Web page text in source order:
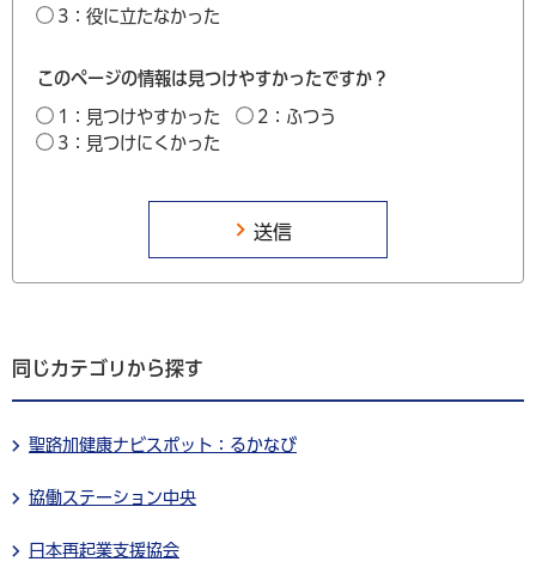
3：役に立たなかった
このページの情報は見つけやすかったですか？
1：見つけやすかった
2：ふつう
3：見つけにくかった
同じカテゴリから探す
聖路加健康ナビスポット：るかなび
協働ステーション中央
日本再起業支援協会